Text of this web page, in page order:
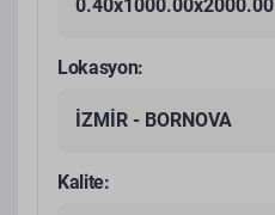
0.40x1000.00x2000.00
Lokasyon:
İZMİR - BORNOVA
Kalite: